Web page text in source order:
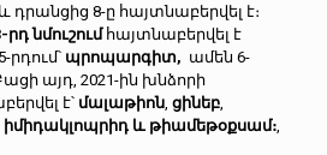
դրանցից 8-ը հայտնաբերվել է։
նմուշումհայտնաբերվել է
րդում՝ պրոպարգիտ, ամեն 6-
այդ, 2021-ին խնձորի
է՝ մալաթիոն, ցինեբ,
իմիդակլոպրիդ և թիամեթօքսամ։,